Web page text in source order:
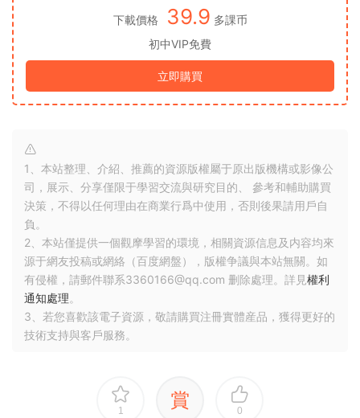
下載價格 39.9 多課币
初中VIP免費
立即購買
1、本站整理、介紹、推薦的資源版權屬于原出版機構或影像公
司，展示、分享僅限于學習交流與研究目的、 參考和輔助購買
決策，不得以任何理由在商業行爲中使用，否則後果請用戶自
負。
2、本站僅提供一個觀摩學習的環境，相關資源信息及内容均來
源于網友投稿或網絡（百度網盤），版權争議與本站無關。如
有侵權，請郵件聯系3360166@qq.com 删除處理。詳見權利
通知處理。
3、若您喜歡該電子資源，敬請購買注冊實體産品，獲得更好的
技術支持與客戶服務。
1 賞 0